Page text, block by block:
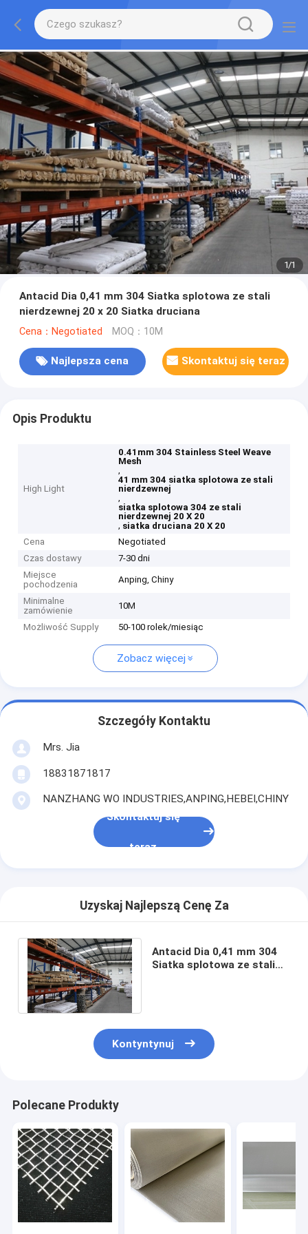
1/1
Antacid Dia 0,41 mm 304 Siatka splotowa ze stali
nierdzewnej 20 x 20 Siatka druciana
Cena：Negotiated MOQ：10M
Najlepsza cena Skontaktuj się teraz
Opis Produktu
High Light
0.41mm 304 Stainless Steel Weave
Mesh
,
41 mm 304 siatka splotowa ze stali
nierdzewnej
,
siatka splotowa 304 ze stali
nierdzewnej 20 X 20
, siatka druciana 20 X 20
Cena
Negotiated
Czas dostawy
7-30 dni
Miejsce
pochodzenia
Anping, Chiny
Minimalne
zamówienie
10M
Możliwość Supply 50-100 rolek/miesiąc
Zobacz więcej
Szczegóły Kontaktu
Mrs. Jia
18831871817
NANZHANG WO INDUSTRIES,ANPING,HEBEI,CHINY
Skontaktuj się
teraz
Uzyskaj Najlepszą Cenę Za
Antacid Dia 0,41 mm 304
Siatka splotowa ze stali
Kontyntynuj
Polecane Produkty